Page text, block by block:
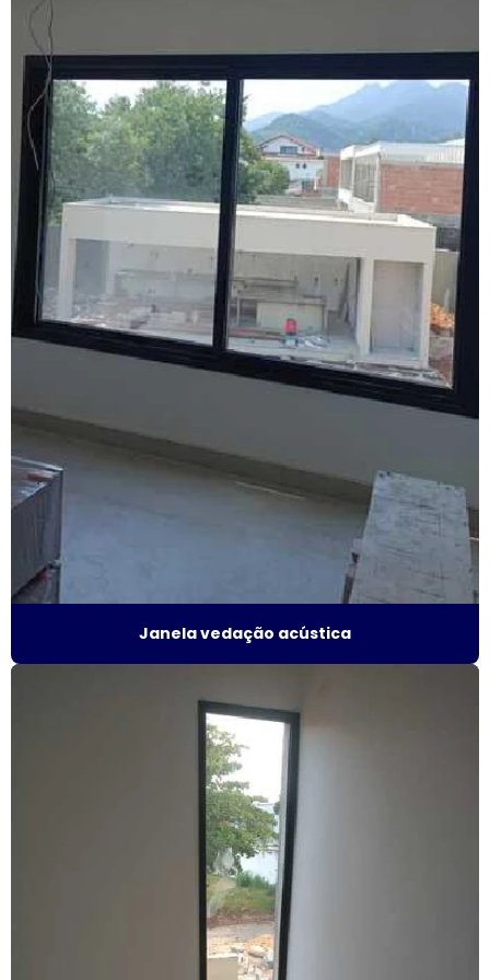
Esquadrias acústicas de alumínio
Esquadrias de alto padrão
Esquadrias alumínio acústicas
Esquadrias de alumínio alto padrão
Esquadrias de alumínio fábrica
Esquadrias de alumínio isolamento acústico
Esquadrias de alumínio janelas e portas
Esquadrias de alumínio janelas valor
Esquadrias de alumínio maxim ar
Esquadrias de alumínio sob medida
Esquadrias de alumínio sob medida preço
Esquadrias de alumínio sob medida são paulo
Esquadrias de alumínio preço m2
Esquadrias de alumínio em são paulo
Esquadrias de alumínio valor
Esquadrias com isolamento acústico
Esquadrias com persianas integradas
Janela vedação acústica